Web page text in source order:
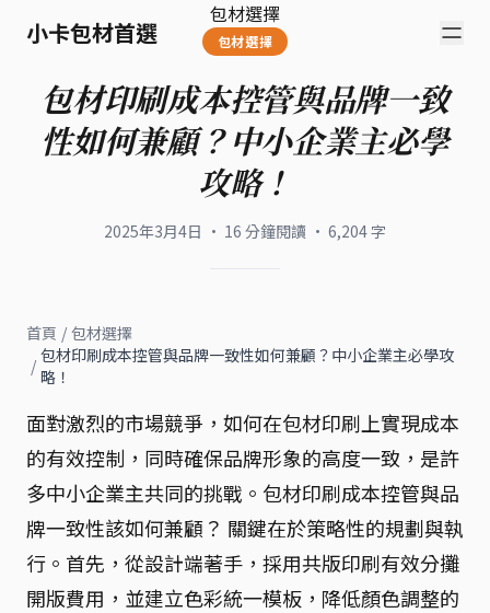
小卡包材首選
包材選擇
包材選擇
包材印刷成本控管與品牌一致
性如何兼顧？中小企業主必學
攻略！
2025年3月4日 · 16 分鐘閱讀 · 6,204字
首頁 / 包材選擇
/ 包材印刷成本控管與品牌一致性如何兼顧？中小企業主必學攻
略！
面對激烈的市場競爭，如何在包材印刷上實現成本
的有效控制，同時確保品牌形象的高度一致，是許
多中小企業主共同的挑戰。包材印刷成本控管與品
牌一致性該如何兼顧？ 關鍵在於策略性的規劃與執
行。首先，從設計端著手，採用共版印刷有效分攤
開版費用，並建立色彩統一模板，降低顏色調整的